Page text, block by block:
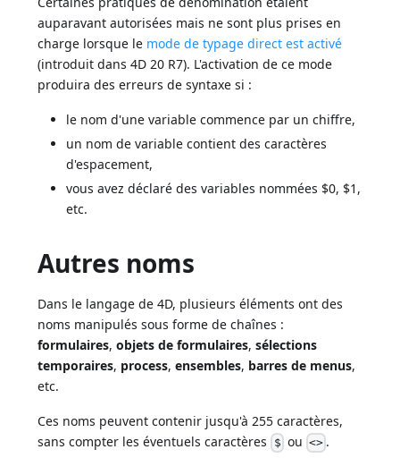
auparavant autorisées mais ne sont plus prises en
charge lorsque le mode de typage direct est activé
(introduit dans 4D 20 R7). L'activation de ce mode
produira des erreurs de syntaxe si :
le nom d'une variable commence par un chiffre,
un nom de variable contient des caractères
d'espacement,
vous avez déclaré des variables nommées $0, $1,
etc.
Autres noms
Dans le langage de 4D, plusieurs éléments ont des
noms manipulés sous forme de chaînes :
formulaires,objets de formulaires,sélections
temporaires, process,ensembles, barres de menus,
etc.
Ces noms peuvent contenir jusqu'à 255 caractères,
sans compter les éventuels caractères $ ou <> .